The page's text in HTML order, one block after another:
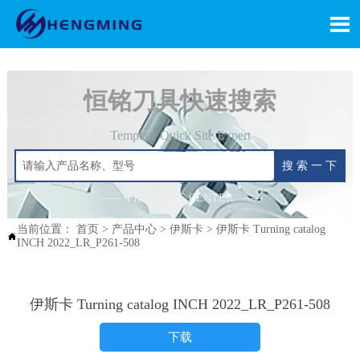

恒铭刀具快速搜索
Template Quick Site Expert
搜 索 一 下
—— PRODUCTS CENTER ——

当前位置： 首页 > 产品中心> 伊斯卡> 伊斯卡 Turning catalog
INCH 2022_LR_P261-508
伊斯卡 Turning catalog INCH 2022_LR_P261-508
下载